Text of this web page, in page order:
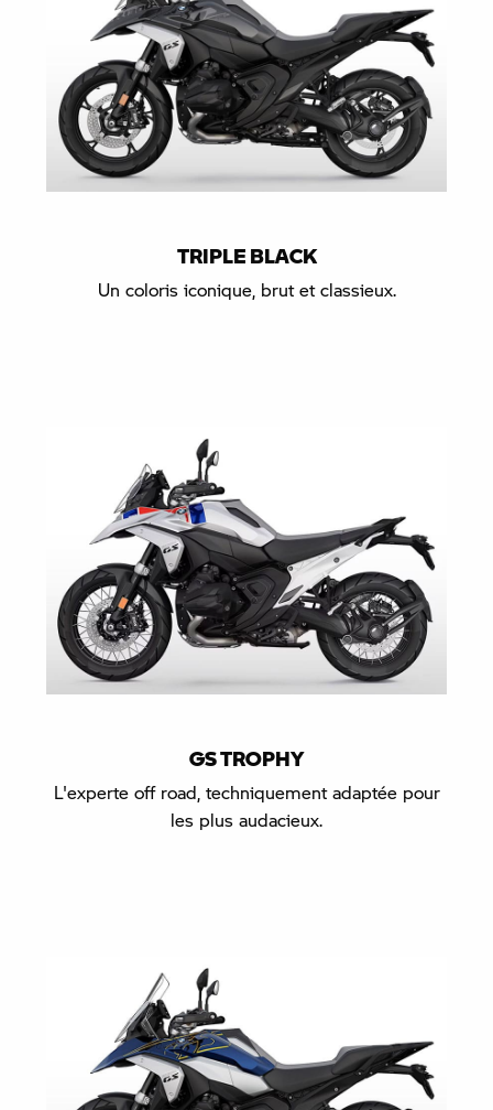
TRIPLE BLACK
Un coloris iconique, brut et classieux.
GS TROPHY
L'experte off road, techniquement adaptée pour
les plus audacieux.